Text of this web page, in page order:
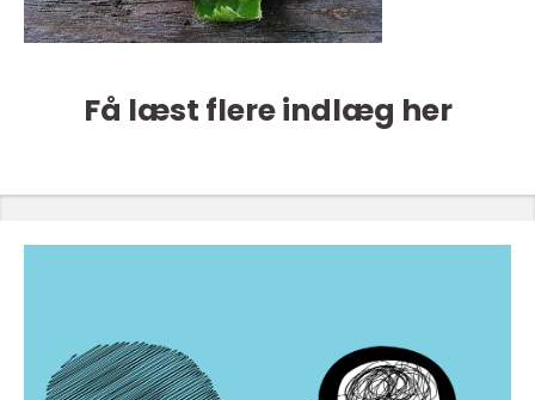
Få læst flere indlæg her